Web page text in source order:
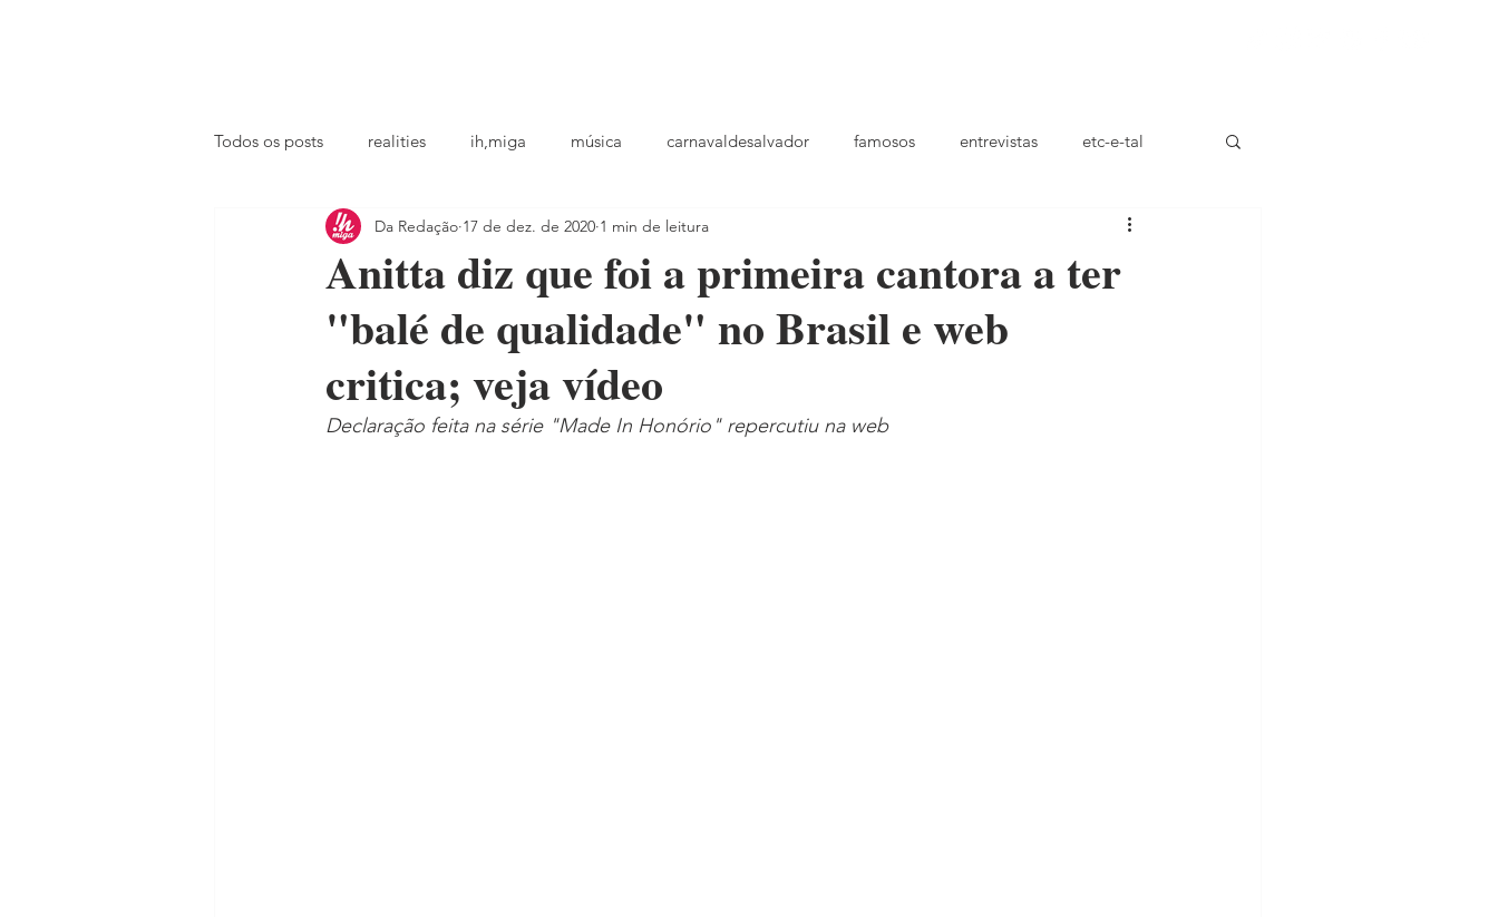
Todos os posts realities ih,miga música carnavaldesalvador famosos entrevistas etc-e-tal
looks podcast playlists
Anitta diz que foi a primeira cantora a ter
"balé de qualidade" no Brasil e web
critica; veja vídeo
Da Redação 17 de dez. de 2020 1 min de leitura
Declaração feita na série "Made In Honório" repercutiu na web